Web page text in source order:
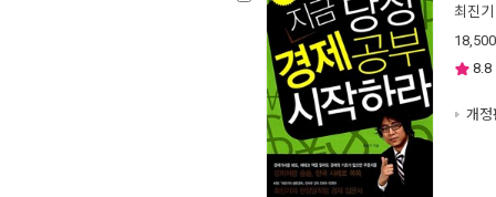
최진기
18,500
8.8
개정